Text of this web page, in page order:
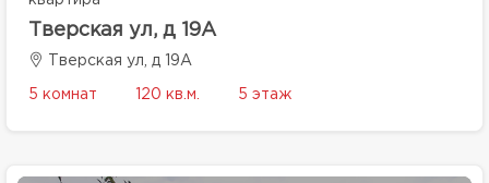
Тверская ул, д 19А
Тверская ул, д 19А
5 комнат 120 кв.м. 5 этаж